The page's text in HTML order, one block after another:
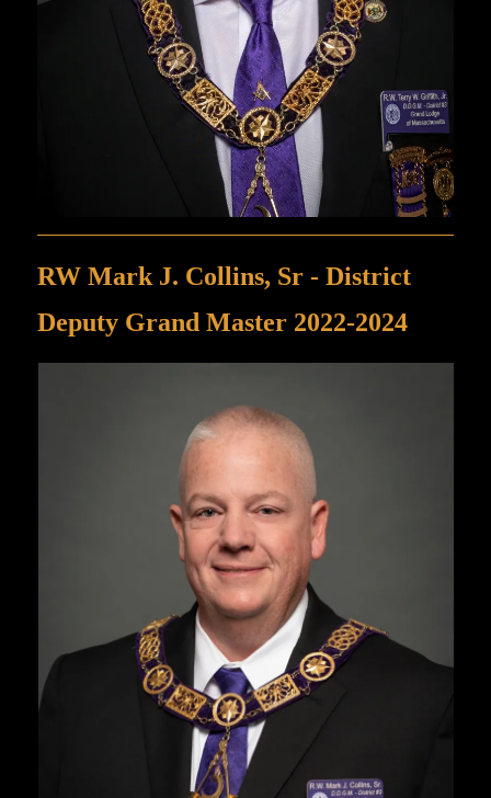
RW Mark J. Collins, Sr - District
Deputy Grand Master 2022-2024